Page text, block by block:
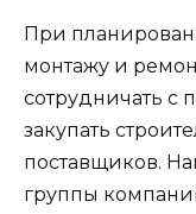
При
монтажу и
сотрудничать с
закупать
поставщиков.
группы